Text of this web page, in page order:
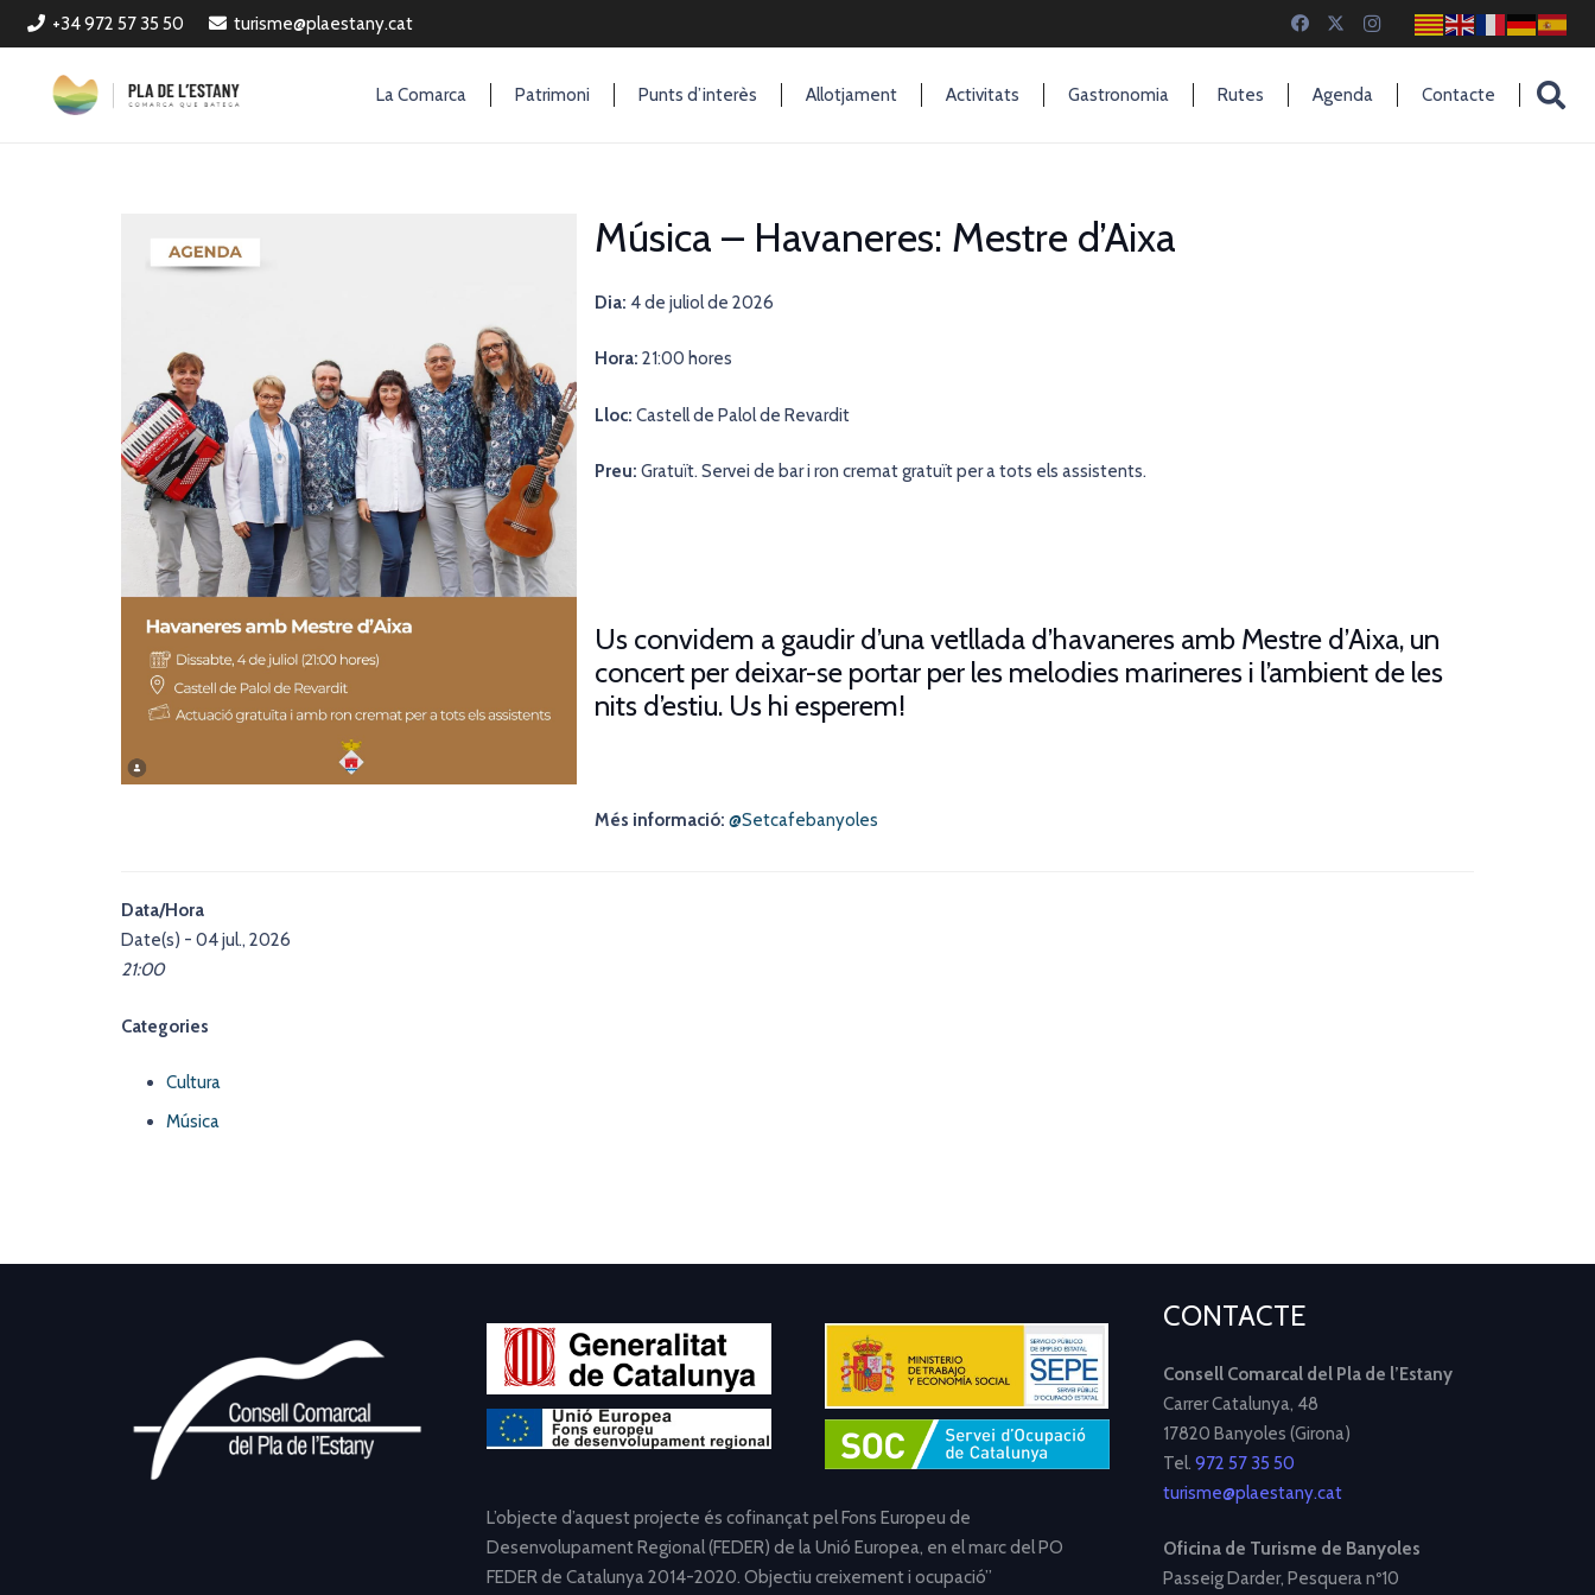
+34 972 57 35 50 turisme@plaestany.cat
La Comarca Patrimoni Punts d’interès Allotjament Activitats Gastronomia Rutes Agenda Contacte
Música – Havaneres: Mestre d’Aixa
Dia: 4 de juliol de 2026
Hora: 21:00 hores
Lloc: Castell de Palol de Revardit
Preu: Gratuït. Servei de bar i ron cremat gratuït per a tots els assistents.
Us convidem a gaudir d’una vetllada d’havaneres amb Mestre d’Aixa, un
concert per deixar-se portar per les melodies marineres i l’ambient de les
nits d’estiu. Us hi esperem!
Més informació: @Setcafebanyoles
Data/Hora
Date(s) - 04 jul., 2026
21:00
Categories
Cultura
Música
L’objecte d’aquest projecte és cofinançat pel Fons Europeu de
Desenvolupament Regional (FEDER) de la Unió Europea, en el marc del PO
FEDER de Catalunya 2014-2020. Objectiu creixement i ocupació”
CONTACTE
Consell Comarcal del Pla de l’Estany
Carrer Catalunya, 48
17820 Banyoles (Girona)
Tel. 972 57 35 50
turisme@plaestany.cat
Oficina de Turisme de Banyoles
Passeig Darder, Pesquera nº10